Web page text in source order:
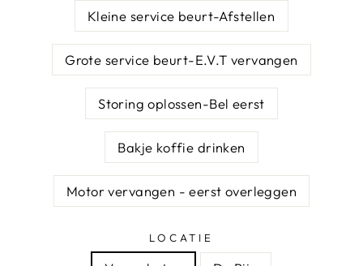
Kleine service beurt-Afstellen
Grote service beurt-E.V.T vervangen
Storing oplossen-Bel eerst
Bakje koffie drinken
Motor vervangen - eerst overleggen
LOCATIE